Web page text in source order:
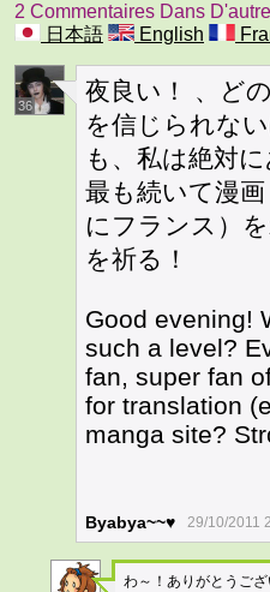
2 Commentaires Dans
日本語
English
36
夜良い！ 、ど
を信じられな
も、私は絶対
最も続いて漫
にフランス）
を祈る！
Good evening!
such a level?
fan, super fan
for translation
manga site?
Byabya~~♥ 29/10/2011
わ～！ありがとうご